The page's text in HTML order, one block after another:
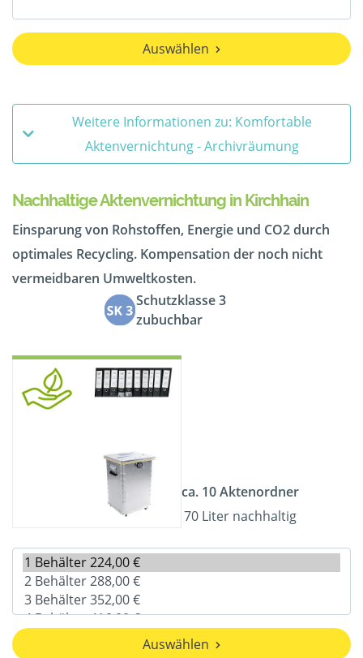
Auswählen
Weitere Informationen zu: Komfortable
Aktenvernichtung - Archivräumung
Nachhaltige Aktenvernichtung in Kirchhain
Einsparung von Rohstoffen, Energie und CO2 durch
optimales Recycling. Kompensation der noch nicht
vermeidbaren Umweltkosten.
Schutzklasse 3
zubuchbar
ca. 10 Aktenordner
70 Liter nachhaltig
Auswählen